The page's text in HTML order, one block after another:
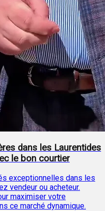
dans les Laurentides
le bon courtier
exceptionnelles dans les
vendeur ou acheteur.
maximiser votre
ce marché dynamique.